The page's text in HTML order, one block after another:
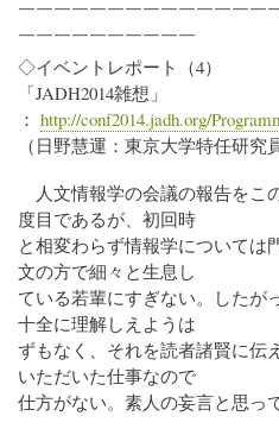
￣￣￣￣￣￣￣￣￣￣￣￣￣￣
￣￣￣￣￣￣￣￣￣￣
◇イベントレポート（4）
「JADH2014雑想」
： http://conf2014.jadh.org/
（日野慧運：東京大学特任研究
人文情報学の会議の報告をこ
度目であるが、初回時
と相変わらず情報学については
文の方で細々と生息し
ている若輩にすぎない。したが
十全に理解しえようは
ずもなく、それを読者諸賢に伝
いただいた仕事なので
仕方がない。素人の妄言と思っ